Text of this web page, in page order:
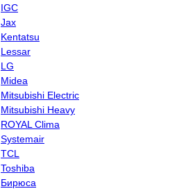
IGC
Jax
Kentatsu
Lessar
LG
Midea
Mitsubishi Electric
Mitsubishi Heavy
ROYAL Clima
Systemair
TCL
Toshiba
Бирюса